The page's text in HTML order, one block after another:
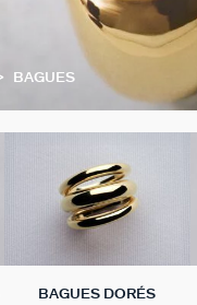
BAGUES DORÉS
BAGUES